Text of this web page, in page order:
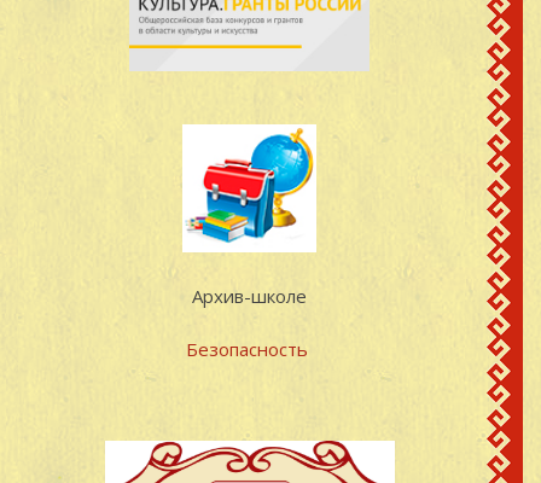
Архив-школе
Безопасность